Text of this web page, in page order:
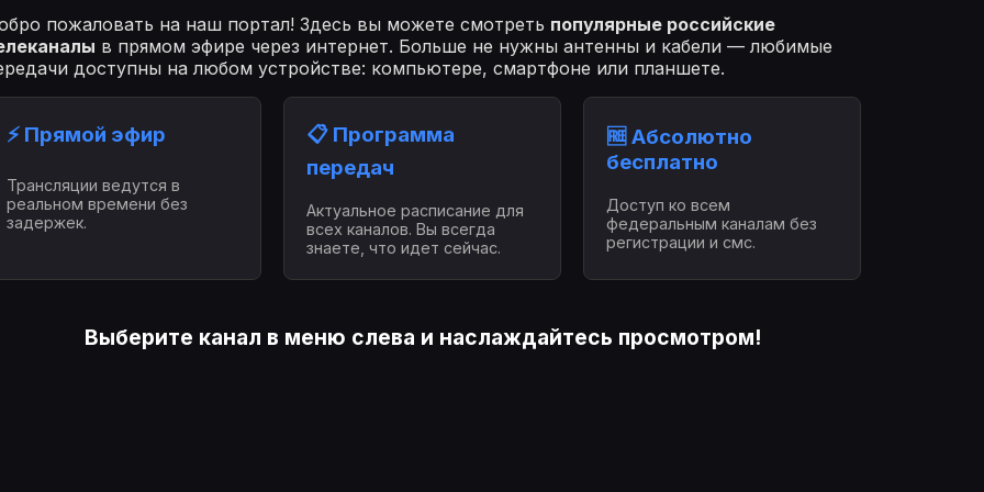
пожаловать на наш портал! Здесь вы можете смотреть популярные российские
в прямом эфире через интернет. Больше не нужны антенны и кабели — любимые
доступны на любом устройстве: компьютере, смартфоне или планшете.
⚡ Прямой эфир
Трансляции ведутся в
реальном времени без
задержек.
📋 Программа
передач
Актуальное расписание для
всех каналов. Вы всегда
знаете, что идет сейчас.
🆓 Абсолютно
бесплатно
Доступ ко всем
федеральным каналам без
регистрации и смс.
Выберите канал в меню слева и наслаждайтесь просмотром!